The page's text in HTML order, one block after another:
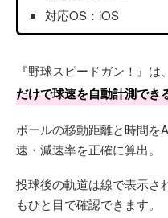
対応OS：iOS
『野球スピードガン！』は、
だけで球速を自動計測でき
ボールの移動距離と時間を
速・減速率を正確に算出。
投球後の軌道は線で表示さ
もひと目で確認できます。